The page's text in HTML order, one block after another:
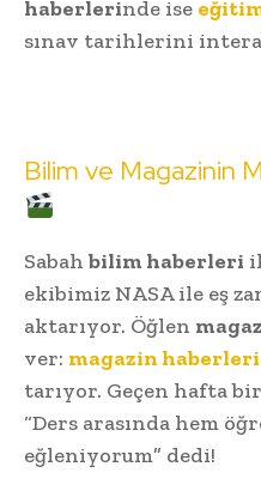
haberlerinde ise
sınav tarihlerini
Bilim ve Magazinin
Sabah bilim haberleri
ekibimiz NASA ile eş
aktarıyor. Öğlen
ver: magazin haberleri
tarıyor. Geçen hafta
“Ders arasında hem
eğleniyorum” dedi!